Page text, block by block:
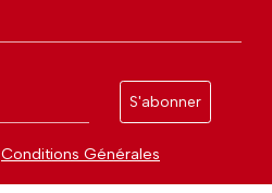
S'abonner
Conditions Générales